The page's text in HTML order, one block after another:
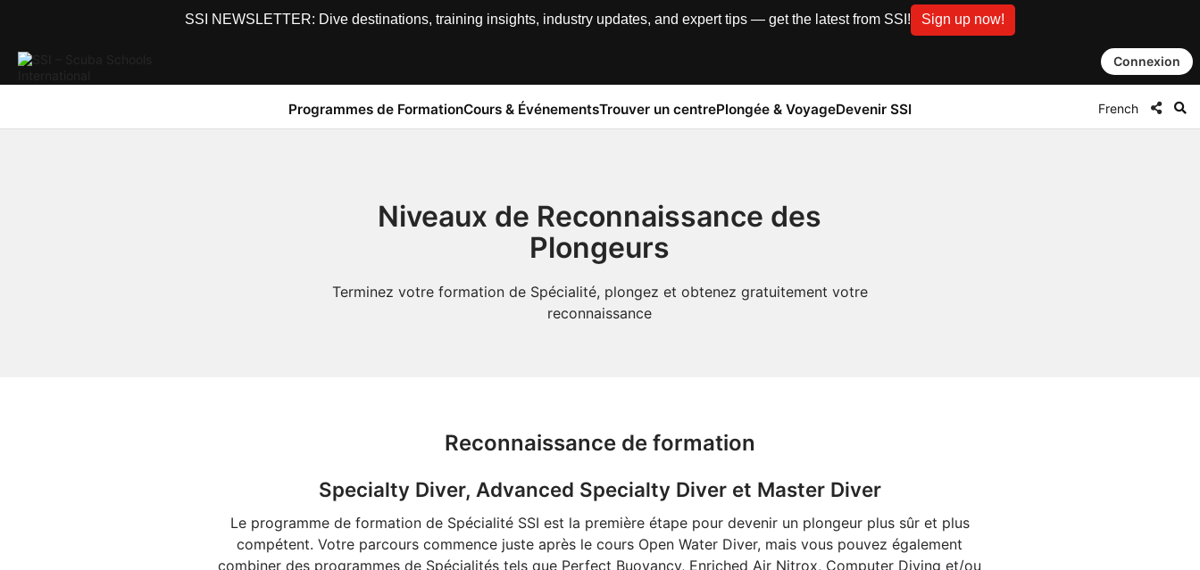
SSI NEWSLETTER: Dive destinations, training insights, industry updates, and expert tips — get the latest from SSI! Sign up now!
Connexion
Programmes de FormationCours & ÉvénementsTrouver un centrePlongée & VoyageDevenir SSI French
Niveaux de Reconnaissance des
Plongeurs
Terminez votre formation de Spécialité, plongez et obtenez gratuitement votre
reconnaissance
Reconnaissance de formation
Specialty Diver, Advanced Specialty Diver et Master Diver
Le programme de formation de Spécialité SSI est la première étape pour devenir un plongeur plus sûr et plus
compétent. Votre parcours commence juste après le cours Open Water Diver, mais vous pouvez également
combiner des programmes de Spécialités tels que Perfect Buoyancy, Enriched Air Nitrox, Computer Diving et/ou